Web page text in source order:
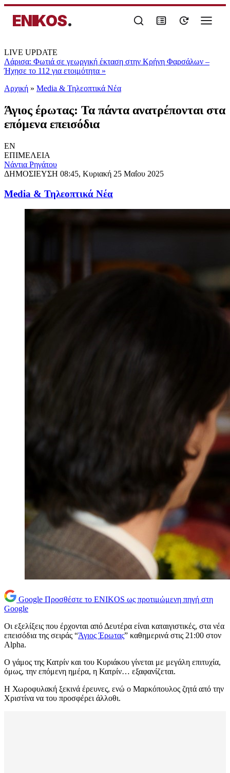
ENIKOS.
LIVE UPDATE
Λάρισα: Φωτιά σε γεωργική έκταση στην Κρήνη Φαρσάλων –
Ήχησε το 112 για ετοιμότητα »
Αρχική » Media & Τηλεοπτικά Νέα
Άγιος έρωτας: Τα πάντα ανατρέπονται στα
επόμενα επεισόδια
EN
ΕΠΙΜΕΛΕΙΑ
Νάντια Ρηγάτου
ΔΗΜΟΣΙΕΥΣΗ 08:45, Κυριακή 25 Μαΐου 2025
Media & Τηλεοπτικά Νέα
Google Προσθέστε το ENIKOS ως προτιμώμενη πηγή στη
Google
Οι εξελίξεις που έρχονται από Δευτέρα είναι καταιγιστικές, στα νέα
επεισόδια της σειράς “Άγιος Έρωτας” καθημερινά στις 21:00 στον
Alpha.
Ο γάμος της Κατρίν και του Κυριάκου γίνεται με μεγάλη επιτυχία,
όμως, την επόμενη ημέρα, η Κατρίν… εξαφανίζεται.
Η Χωροφυλακή ξεκινά έρευνες, ενώ ο Μαρκόπουλος ζητά από την
Χριστίνα να του προσφέρει άλλοθι.